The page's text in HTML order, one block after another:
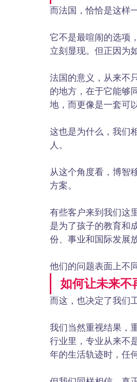
而法国，恰恰是这样
它不是最喧闹的选项
立刻显现。但正因为
法国的意义，从来不
的地方，在于它能够
地，而更像是一套可
这也是为什么，我们
人。
从这个角度看，博智
方案。
有些客户来到我们这
是为了孩子的教育和
份、事业和国际发展
他们的问题表面上不
如何让未来不
而这，也决定了我们
我们当然重视结果，
行业里，专业从来不
年的生活轨迹时，任